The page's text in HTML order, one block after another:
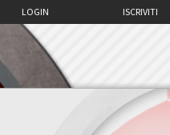
ISCRIVITI
LOGIN